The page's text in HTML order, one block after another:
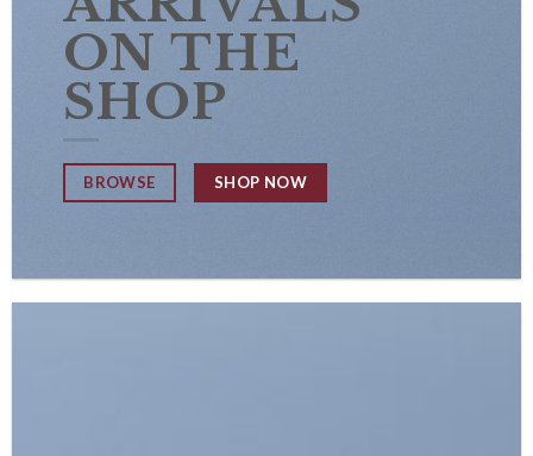
ON THE
SHOP
BROWSE SHOP NOW